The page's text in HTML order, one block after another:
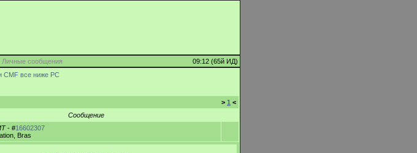
: Личные сообщения 09:12 (65й ИД)
CMF все ниже РС
> 1 <
Сообщение
- #16602307
Bras